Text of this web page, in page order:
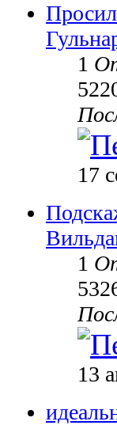
1
17
1
13